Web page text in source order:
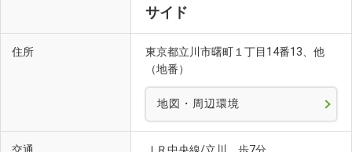
サイド
住所
東京都立川市曙町１丁目14番13、他
（地番）
地図・周辺環境